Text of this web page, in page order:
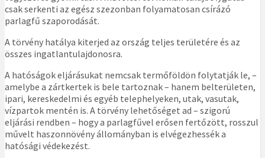
csak serkenti az egész szezonban folyamatosan csírázó
parlagfű szaporodását.
A törvény hatálya kiterjed az ország teljes területére és az
összes ingatlantulajdonosra.
A hatóságok eljárásukat nemcsak termőföldön folytatják le, –
amelybe a zártkertek is bele tartoznak – hanem belterületen,
ipari, kereskedelmi és egyéb telephelyeken, utak, vasutak,
vízpartok mentén is. A törvény lehetőséget ad – szigorú
eljárási rendben – hogy a parlagfűvel erősen fertőzött, rosszul
művelt haszonnövény állományban is elvégezhessék a
hatósági védekezést.